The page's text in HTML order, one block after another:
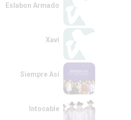
Eslabon Armado
Xavi
Siempre Así
Intocable